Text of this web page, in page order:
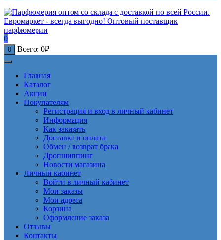
0
0 Всего: 0₽
Главная
Каталог
Акции
Покупателям
Регистрация и вход в личный кабинет
Информация
Как заказать
Доставка и оплата
Обмен / возврат брака
Дропшиппинг
Новости магазина
Личный кабинет
Войти в личный кабинет
Мои заказы
Мои адреса
Корзина
Оформление заказа
Отзывы
Контакты